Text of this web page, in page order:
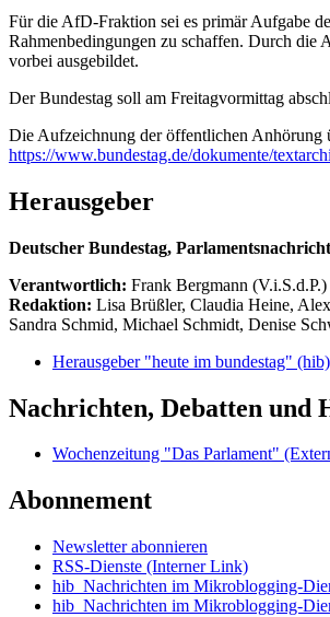
Für die AfD-Fraktion sei es primär Aufgabe
Rahmenbedingungen zu schaffen. Durch die
vorbei ausgebildet.
Der Bundestag soll am Freitagvormittag
Die Aufzeichnung der öffentlichen Anhörung
https://www.bundestag.de/dokumente/
Herausgeber
Deutscher Bundestag,
Verantwortlich: Frank Bergmann (V.i.S.d.P.)
Redaktion: Lisa Brüßler, Claudia Heine,
Sandra Schmid, Michael Schmidt, Denise
Herausgeber "heute im bundestag" (hib)
Nachrichten, Debatten und
Wochenzeitung "Das Parlament"
Abonnement
Newsletter abonnieren
RSS-Dienste (Interner Link)
hib_Nachrichten im Mikroblogging-
hib_Nachrichten im Mikroblogging-